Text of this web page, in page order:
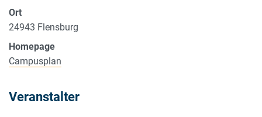
Ort
24943 Flensburg
Homepage
Campusplan
Veranstalter